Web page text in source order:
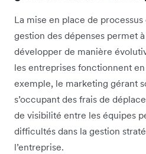
La mise en place de
gestion des dépenses permet
développer de manière
les entreprises fonctionnent en
exemple, le marketing gérant
s’occupant des frais de
de visibilité entre les équipes
difficultés dans la gestion
l’entreprise.